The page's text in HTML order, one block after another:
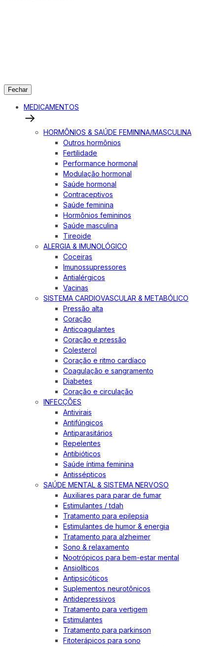
Fechar
MEDICAMENTOS
HORMÔNIOS & SAÚDE FEMININA/MASCULINA
Outros hormônios
Fertilidade
Performance hormonal
Modulação hormonal
Saúde hormonal
Contraceptivos
Saúde feminina
Hormônios femininos
Saúde masculina
Tireoide
ALERGIA & IMUNOLÓGICO
Coceiras
Imunossupressores
Antialérgicos
Vacinas
SISTEMA CARDIOVASCULAR & METABÓLICO
Pressão alta
Coração
Anticoagulantes
Coração e pressão
Colesterol
Coração e ritmo cardíaco
Coagulação e sangramento
Diabetes
Coração e circulação
INFECÇÕES
Antivirais
Antifúngicos
Antiparasitários
Repelentes
Antibióticos
Saúde íntima feminina
Antissépticos
SAÚDE MENTAL & SISTEMA NERVOSO
Auxiliares para parar de fumar
Estimulantes / tdah
Tratamento para epilepsia
Estimulantes de humor & energia
Tratamento para alzheimer
Sono & relaxamento
Nootrópicos para bem-estar mental
Ansiolíticos
Antipsicóticos
Suplementos neurotônicos
Antidepressivos
Tratamento para vertigem
Estimulantes
Tratamento para parkinson
Fitoterápicos para sono